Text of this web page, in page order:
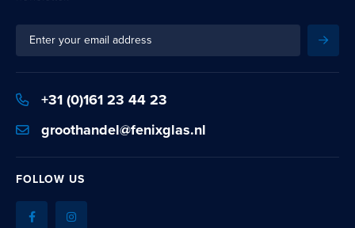
Sign
Newsletter:
+31 (0)161 23 44 23
groothandel@fenixglas.nl
FOLLOW US